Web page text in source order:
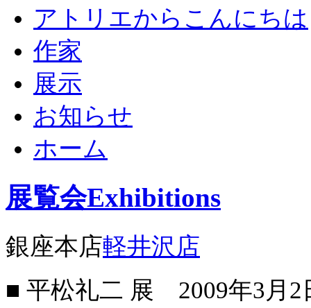
アトリエからこんにちは
作家
展示
お知らせ
ホーム
展覧会Exhibitions
銀座本店軽井沢店
■ 平松礼二 展 2009年3月